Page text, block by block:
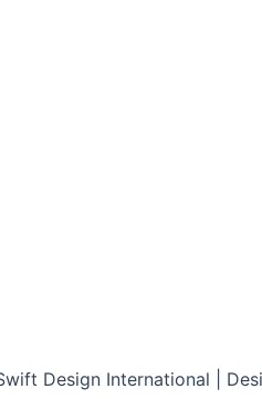
Design International |